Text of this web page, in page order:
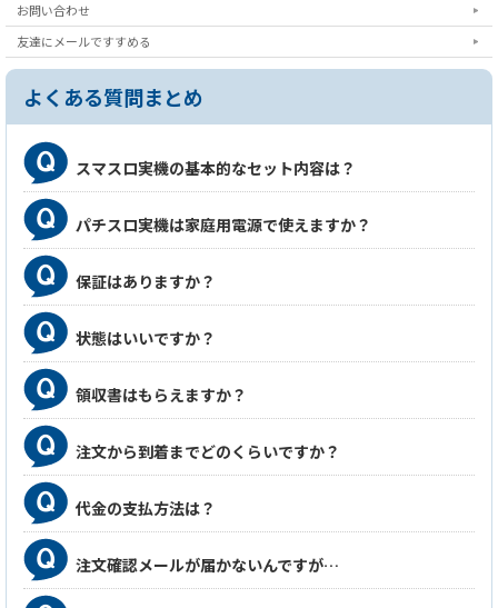
お問い合わせ
友達にメールですすめる
よくある質問まとめ
スマスロ実機の基本的なセット内容は？
パチスロ実機は家庭用電源で使えますか？
保証はありますか？
状態はいいですか？
領収書はもらえますか？
注文から到着までどのくらいですか？
代金の支払方法は？
注文確認メールが届かないんですが…